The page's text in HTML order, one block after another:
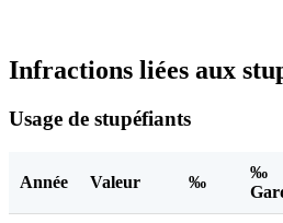
Infractions liées aux
Usage de stupéfiants
Année Valeur ‰
‰